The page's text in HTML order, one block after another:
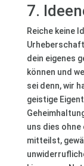
7.
Reiche keine
dein eigenes
können und
sei denn, wir
geistige
uns dies
mitteilst,